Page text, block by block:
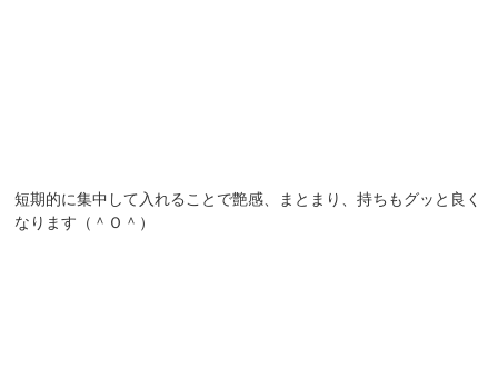
短期的に集中して入れることで艶感、まとまり、持ちもグッと良く
なります（＾Ｏ＾）